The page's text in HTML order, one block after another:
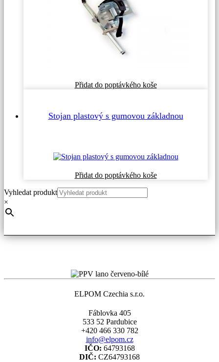
Přidat do poptávkého koše
Stojan plastový s gumovou základnou
Přidat do poptávkého koše
Vyhledat produkt
×
ELPOM Czechia s.r.o.
Fáblovka 405
533 52 Pardubice
+420 466 330 782
info@elpom.cz
IČO: 64793168
DIČ: CZ64793168